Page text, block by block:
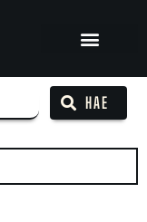
HAE